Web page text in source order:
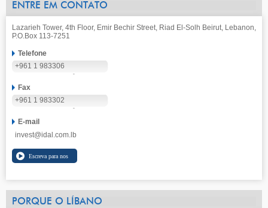
ENTRE EM CONTATO
Lazarieh Tower, 4th Floor, Emir Bechir Street, Riad El-Solh Beirut, Lebanon,
P.O.Box 113-7251
Telefone
+961 1 983306
Fax
+961 1 983302
E-mail
invest@idal.com.lb
PORQUE O LÍBANO